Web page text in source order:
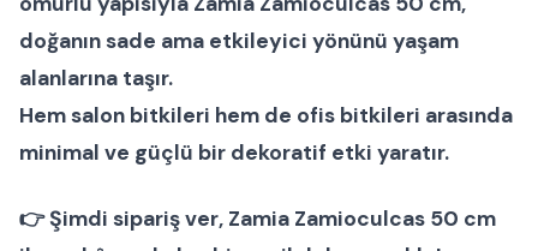
doğanın sade ama etkileyici yönünü yaşam
alanlarına taşır.
Hemsalon bitkileri hem de ofis bitkileri arasında
minimal ve güçlü bir dekoratif etki yaratır.
👉Şimdi sipariş ver, Zamia Zamioculcas 50 cm